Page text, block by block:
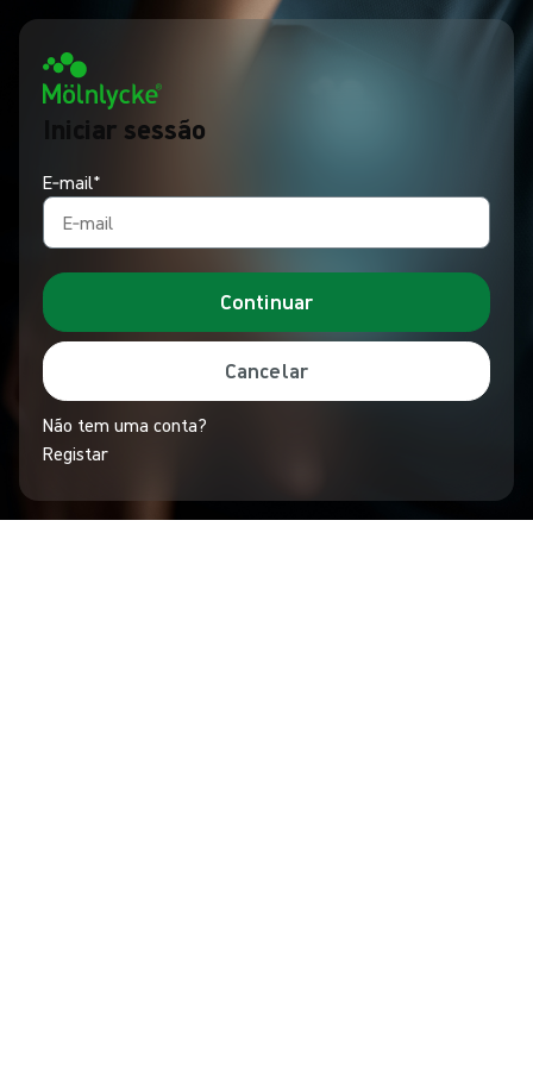
Iniciar sessão
E‑mail*
Continuar
Cancelar
Não tem uma conta?
Registar